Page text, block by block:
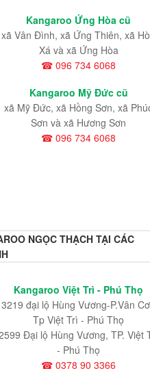
Kangaroo Ứng Hòa cũ
xã Vân Đình, xã Ứng Thiên, xã
Xá và xã Ứng Hòa
☎ 096 734 6068
Kangaroo Mỹ Đức cũ
xã Mỹ Đức, xã Hồng Sơn, xã
Sơn và xã Hương Sơn
☎ 096 734 6068
NGỌC THẠCH TẠI CÁC
Kangaroo Việt Trì - Phú Thọ
3219 đại lộ Hùng Vương-P.Vân
Tp Việt Trì - Phú Thọ
Đại lộ Hùng Vương, TP. Việt
- Phú Thọ
☎ 0378 90 3366